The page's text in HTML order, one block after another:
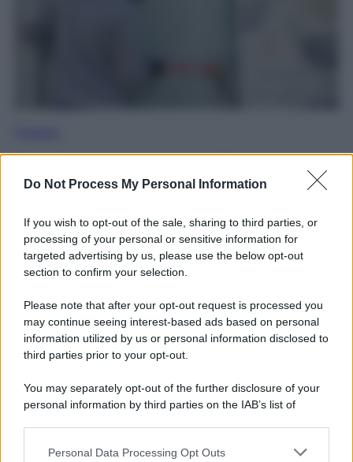
Do Not Process My Personal Information
If you wish to opt-out of the sale, sharing to third parties, or
processing of your personal or sensitive information for
targeted advertising by us, please use the below opt-out
section to confirm your selection.
Please note that after your opt-out request is processed you
may continue seeing interest-based ads based on personal
information utilized by us or personal information disclosed to
third parties prior to your opt-out.
You may separately opt-out of the further disclosure of your
personal information by third parties on the IAB’s list of
This information may also be disclosed by us to third parties
Personal Data Processing Opt Outs
allarme per le grandi città
L’analisi dei dati più recenti del crimine in Italia
rivela una persistente crescita dei reati,
confermando un trend negativo ormai…